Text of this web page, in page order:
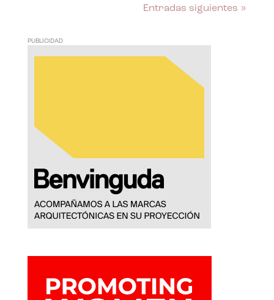
Entradas siguientes »
PUBLICIDAD